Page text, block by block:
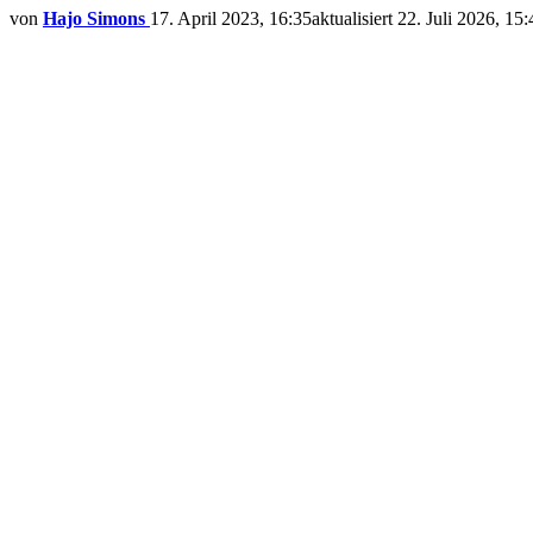
von Hajo Simons 17. April 2023, 16:35aktualisiert 22. Juli 2026,